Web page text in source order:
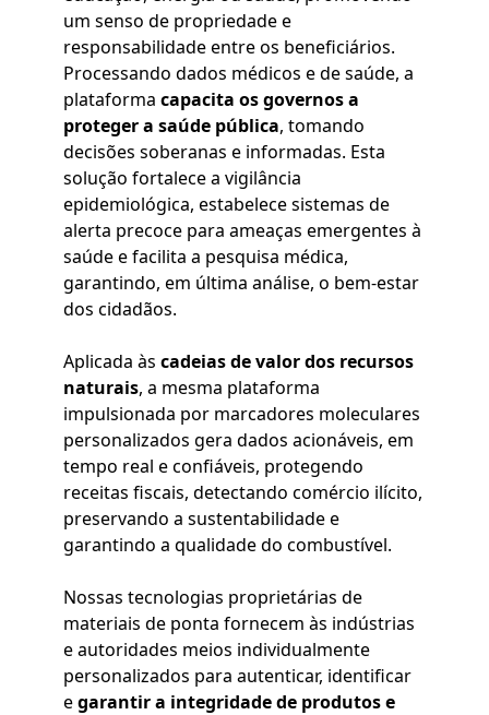
um senso de propriedade e
responsabilidade entre os beneficiários.
Processando dados médicos e de saúde, a
plataforma capacita os governos a
proteger a saúde pública, tomando
decisões soberanas e informadas. Esta
solução fortalece a vigilância
epidemiológica, estabelece sistemas de
alerta precoce para ameaças emergentes à
saúde e facilita a pesquisa médica,
garantindo, em última análise, o bem-estar
dos cidadãos.
Aplicada às cadeias de valor dos recursos
naturais, a mesma plataforma
impulsionada por marcadores moleculares
personalizados gera dados acionáveis, em
tempo real e confiáveis, protegendo
receitas fiscais, detectando comércio ilícito,
preservando a sustentabilidade e
garantindo a qualidade do combustível.
Nossas tecnologias proprietárias de
materiais de ponta fornecem às indústrias
e autoridades meios individualmente
personalizados para autenticar, identificar
egarantir a integridade de produtos e